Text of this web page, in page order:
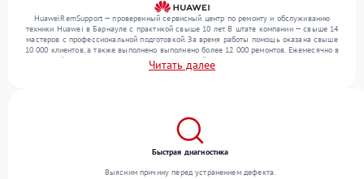
HuaweiRemSupport — проверенный сервисный центр по ремонту и обслуживанию
техники Huawei в Барнауле с практикой свыше 10 лет. В штате компании — свыше 14
мастеров с профессиональной подготовкой. За время работы помощь оказана свыше
10 000 клиентов, а также выполнено выполнено более 12 000 ремонтов. Ежемесячно в
сервисный центр поступает более 300 обращений, включая , , . Мы устраняем поломки
любой сложности и гарантируем высокое качество обслуживания благодаря
Читать далее
Быстрая диагностика
Выясним причину перед устранением дефекта.